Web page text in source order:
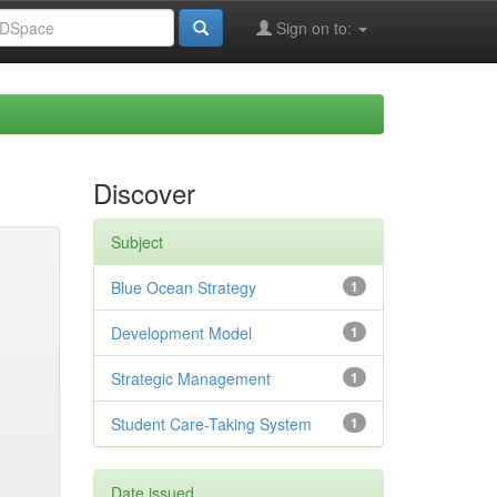
Sign on to:
Discover
Subject
1
Blue Ocean Strategy
1
Development Model
1
Strategic Management
1
Student Care-Taking System
Date issued